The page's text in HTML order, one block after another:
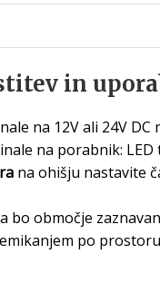
in
na 12V ali 24V
na porabnik:
na ohišju nastavite
bo območje
po